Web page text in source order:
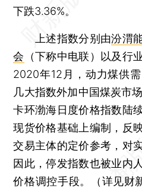
下跌3.36%。
上述指数分别由汾渭
会 （下称中电联）以及行
2020年12月，动力煤供
几大指数外加中国煤炭市
卡环渤海日度价格指数陆
现货价格基础上编制，反
交易主体的定价参考，对
因此，停发指数也被业内
价格调控手段。（详见财